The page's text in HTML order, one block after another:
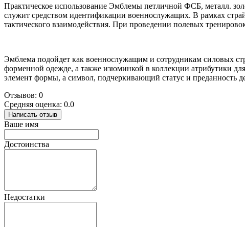
Практическое использование Эмблемы петличной ФСБ, металл.
служит средством идентификации военнослужащих. В рамках
тактического взаимодействия. При проведении полевых
Эмблема подойдет как военнослужащим и сотрудникам силовых
форменной одежде, а также изюминкой в коллекции атрибутики
элемент формы, а символ, подчеркивающий статус и преданность
Отзывов: 0
Средняя оценка: 0.0
Написать отзыв
Ваше имя
Достоинства
Недостатки